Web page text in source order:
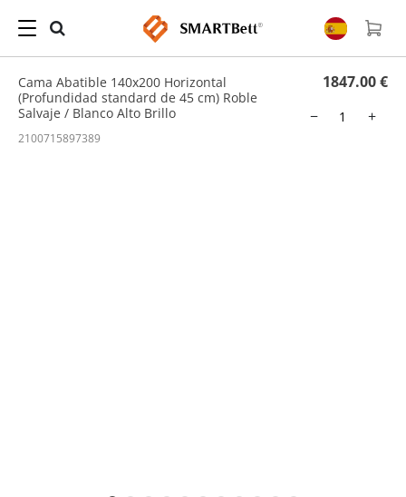
Hogar Cama Abatible
/ Cama Abatible 140x200 Horizontal (Profundidad standard de
Cama Abatible 140x200 Horizontal
(Profundidad standard de 45 cm) Roble
Salvaje / Blanco Alto Brillo
1847.00 €
−
+
2100715897389